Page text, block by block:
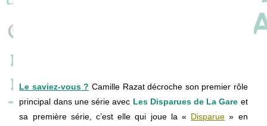
Le saviez-vous ? Camille Razat décroche son premier rôle
principal dans une série avec Les Disparues de La Gare et
sa première série, c’est elle qui joue la « Disparue » en